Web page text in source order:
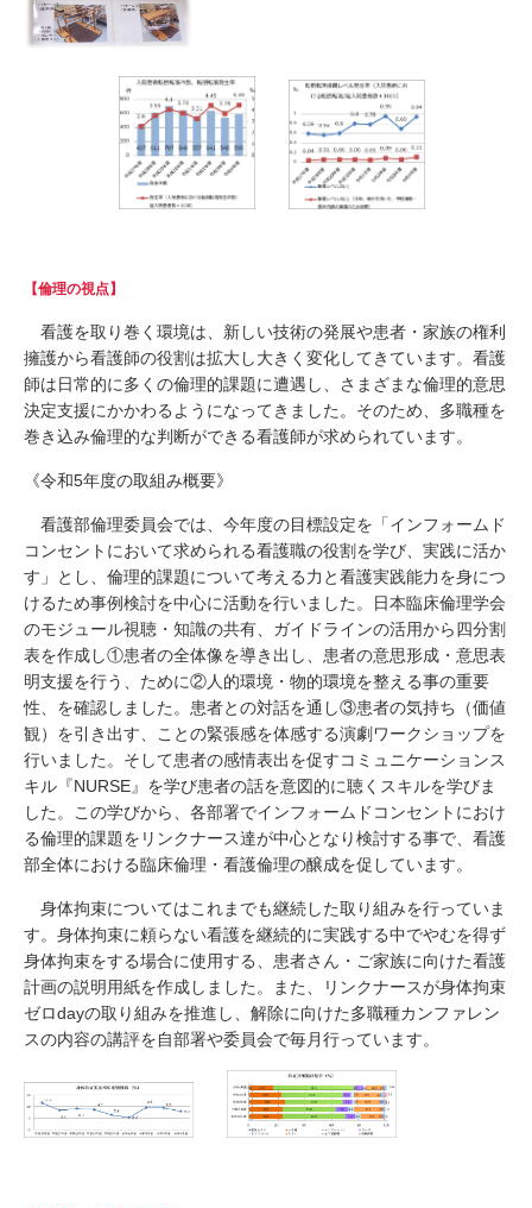
【倫理の視点】
看護を取り巻く環境は、新しい技術の発展や患者・家族の権利
擁護から看護師の役割は拡大し大きく変化してきています。看護
師は日常的に多くの倫理的課題に遭遇し、さまざまな倫理的意思
決定支援にかかわるようになってきました。そのため、多職種を
巻き込み倫理的な判断ができる看護師が求められています。
《令和5年度の取組み概要》
看護部倫理委員会では、今年度の目標設定を「インフォームド
コンセントにおいて求められる看護職の役割を学び、実践に活か
す」とし、倫理的課題について考える力と看護実践能力を身につ
けるため事例検討を中心に活動を行いました。日本臨床倫理学会
のモジュール視聴・知識の共有、ガイドラインの活用から四分割
表を作成し①患者の全体像を導き出し、患者の意思形成・意思表
明支援を行う、ために②人的環境・物的環境を整える事の重要
性、を確認しました。患者との対話を通し③患者の気持ち（価値
観）を引き出す、ことの緊張感を体感する演劇ワークショップを
行いました。そして患者の感情表出を促すコミュニケーションス
キル『NURSE』を学び患者の話を意図的に聴くスキルを学びま
した。この学びから、各部署でインフォームドコンセントにおけ
る倫理的課題をリンクナース達が中心となり検討する事で、看護
部全体における臨床倫理・看護倫理の醸成を促しています。
身体拘束についてはこれまでも継続した取り組みを行っていま
す。身体拘束に頼らない看護を継続的に実践する中でやむを得ず
身体拘束をする場合に使用する、患者さん・ご家族に向けた看護
計画の説明用紙を作成しました。また、リンクナースが身体拘束
ゼロdayの取り組みを推進し、解除に向けた多職種カンファレン
スの内容の講評を自部署や委員会で毎月行っています。